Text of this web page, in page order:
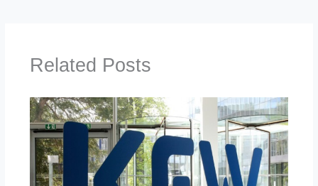
Related Posts